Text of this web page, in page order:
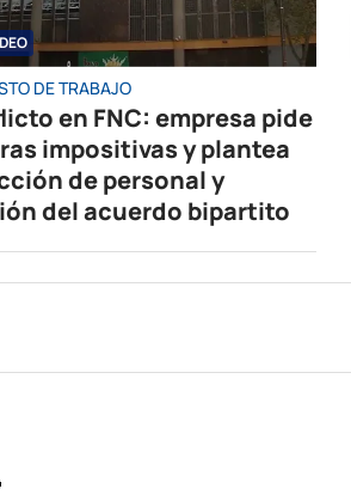
DE TRABAJO
en FNC: empresa pide
impositivas y plantea
de personal y
del acuerdo bipartito